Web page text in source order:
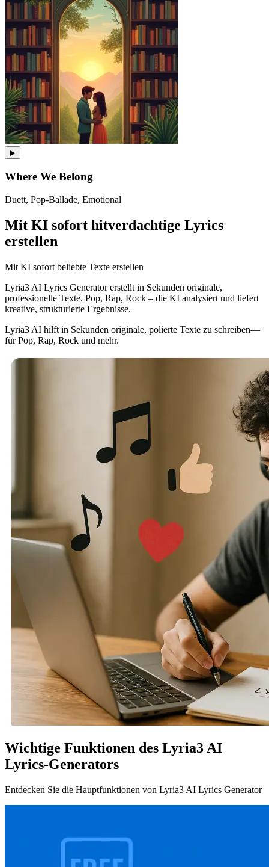
▶
Where We Belong
Duett, Pop-Ballade, Emotional
Mit KI sofort hitverdachtige Lyrics
erstellen
Mit KI sofort beliebte Texte erstellen
Lyria3 AI Lyrics Generator erstellt in Sekunden originale,
professionelle Texte. Pop, Rap, Rock – die KI analysiert und liefert
kreative, strukturierte Ergebnisse.
Lyria3 AI hilft in Sekunden originale, polierte Texte zu schreiben—
für Pop, Rap, Rock und mehr.
Wichtige Funktionen des Lyria3 AI
Lyrics-Generators
Entdecken Sie die Hauptfunktionen von Lyria3 AI Lyrics Generator